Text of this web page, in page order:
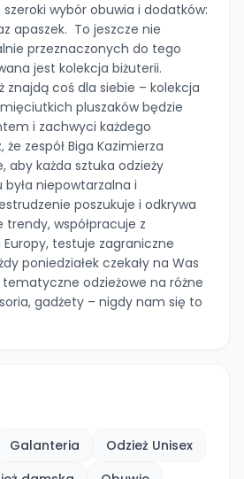
wybór obuwia i dodatków:
apaszek. To jeszcze nie
przeznaczonych do tego
jest kolekcja biżuterii.
znajdą coś dla siebie – kolekcja
pluszaków będzie
i zachwyci każdego
zespół Biga Kazimierza
aby każda sztuka odzieży
niepowtarzalna i
poszukuje i odkrywa
współpracuje z
testuje zagraniczne
poniedziałek czekały na Was
odzieżowe na różne
gadżety – nigdy nam się to
Galanteria
Odzież Unisex